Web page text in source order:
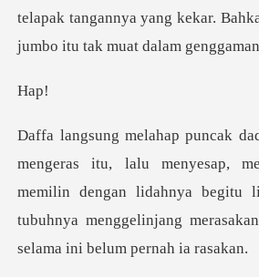
telapak tangannya yang kekar.
a
memilin dengan lidahnya begitu
tubuh